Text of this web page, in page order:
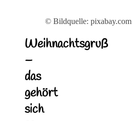
© Bildquelle: pixabay.com
Weihnachtsgruß
–
das
gehört
sich